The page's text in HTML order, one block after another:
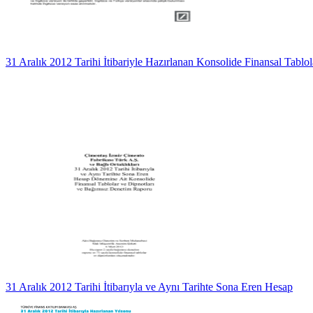
31 Aralık 2012 Tarihi İtibariyle Hazırlanan Konsolide Finansal
31 Aralık 2012 Tarihi İtibarıyla ve Aynı Tarihte Sona Eren Hesap